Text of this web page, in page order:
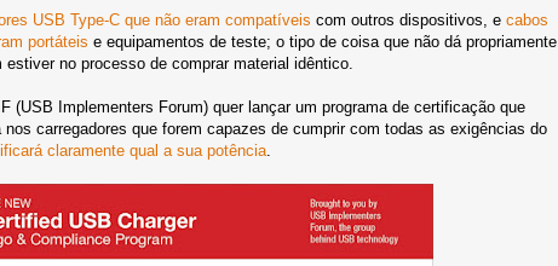
USB Type-C que não eram compatíveis com outros dispositivos, e cabos
portáteis e equipamentos de teste; o tipo de coisa que não dá propriamente
no processo de comprar material idêntico.
(USB Implementers Forum) quer lançar um programa de certificação que
carregadores que forem capazes de cumprir com todas as exigências do
claramente qual a sua potência